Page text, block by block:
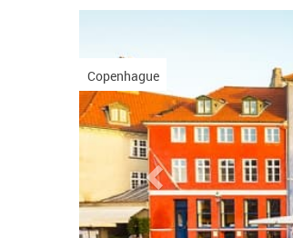
Previous